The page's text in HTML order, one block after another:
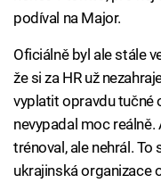
podíval na Major.
Oficiálně byl ale stále
že si za HR už
vyplatit opravdu tučné
nevypadal moc reálně.
trénoval, ale nehrál.
ukrajinská organizace